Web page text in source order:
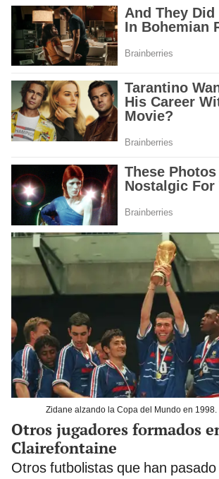
Zidane alzando la Copa del Mundo en 1998.
Otros jugadores formados
Clairefontaine
Otros futbolistas que han